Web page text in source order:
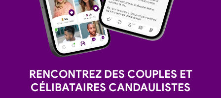
RENCONTREZ DES COUPLES ET
CÉLIBATAIRES CANDAULISTES